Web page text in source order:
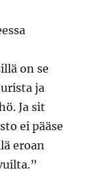
on se
ja
Ja sit
ei pääse
eroan